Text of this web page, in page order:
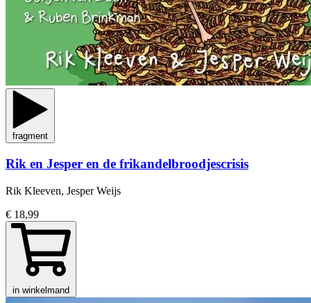
fragment
Rik en Jesper en de frikandelbroodjescrisis
Rik Kleeven, Jesper Weijs
€ 18,99
in winkelmand